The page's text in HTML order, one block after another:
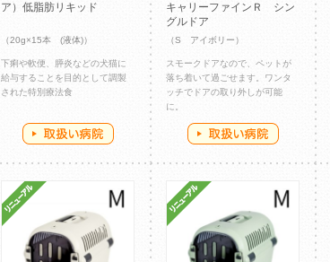
ア）低脂肪リキッド
（20g×15本 (液体)）
下痢や軟便、膵炎などの犬猫に
給与することを目的として調製
された特別療法食
キャリーファインＲ シン
グルドア
（S アイボリー）
スモークドアなので、ペットが
落ち着いて過ごせます。ワンタ
ッチでドアの取り外しが可能
に。